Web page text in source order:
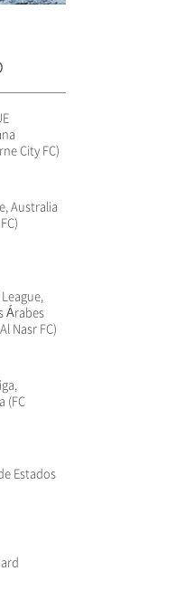
City FC)
Australia
Árabes
Nasr FC)
(FC
Estados